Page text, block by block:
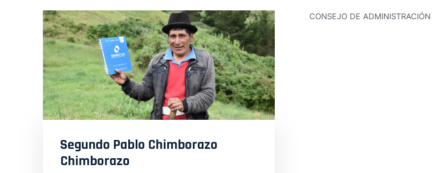
Segundo Pablo Chimborazo
Chimborazo
CONSEJO DE ADMINISTRACIÓN